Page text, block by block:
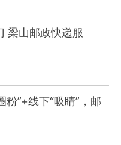
梁山邮政快递服
粉”+线下“吸睛”，邮